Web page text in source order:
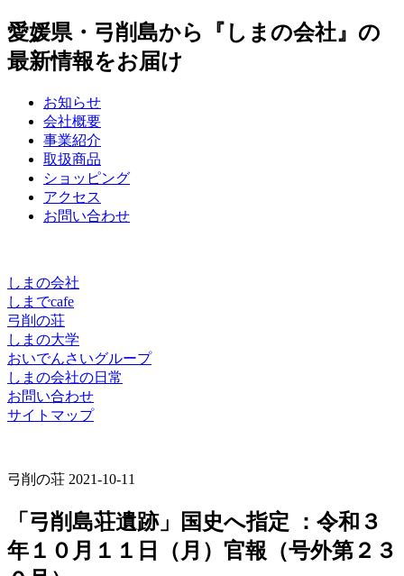
愛媛県・弓削島から 『しまの会社』 の
最新情報をお届け
お知らせ
会社概要
事業紹介
取扱商品
ショッピング
アクセス
お問い合わせ
しまの会社
しまでcafe
弓削の荘
しまの大学
おいでんさいグループ
しまの会社の日常
お問い合わせ
サイトマップ
弓削の荘 2021-10-11
「弓削島荘遺跡」国史へ指定 ：令和３
年１０月１１日（月）官報（号外第２３